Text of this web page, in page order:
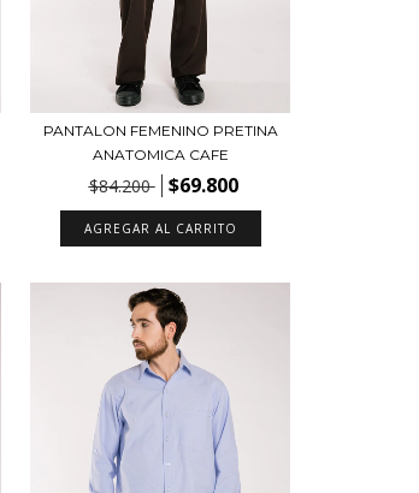
PANTALON FEMENINO PRETINA
ANATOMICA CAFE
$84.200 $69.800
AGREGAR AL CARRITO